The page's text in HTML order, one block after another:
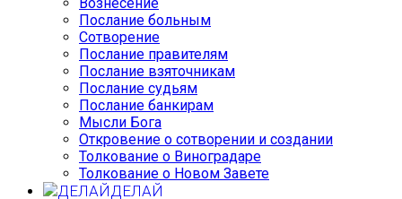
Послание больным
Сотворение
Послание правителям
Послание взяточникам
Послание судьям
Послание банкирам
Мысли Бога
Откровение о сотворении и создании
Толкование о Виноградаре
Толкование о Новом Завете
ДЕЛАЙ